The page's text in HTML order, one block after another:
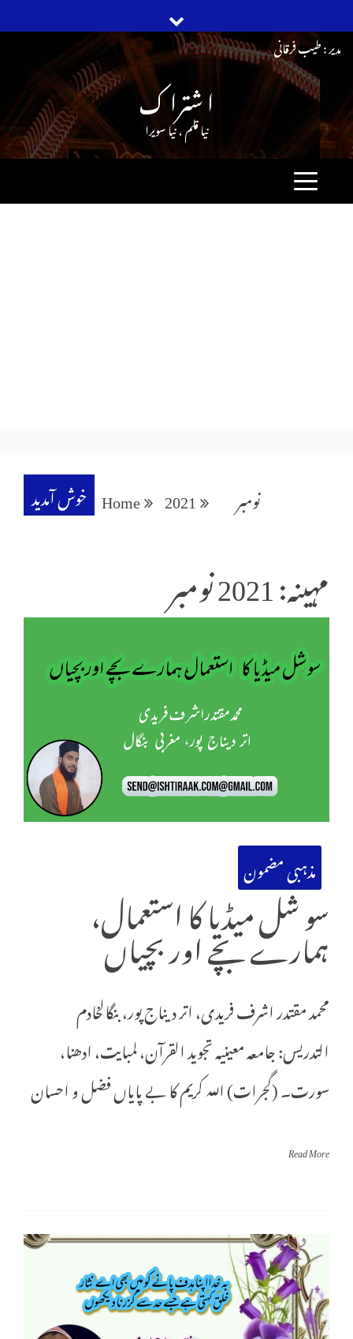
content
مدیر : طیب فرقانی
ا شترا ک
نیا قلم ، نیا سویرا
خوش آمدید Home 2021 نومبر
مہینہ: 2021 نومبر
مذہبی مضمون
سو شل میڈیا کا استعمال،
ہمارے بچے اور بچیاں
محمد مقتدر اشرف فریدی، اتر دیناج پور، بنگالخادم
التدریس: جامعہ معینیہ تجوید القرآن، لمبایت، ادھنا،
سورت۔ (گجرات) اللہ کریم کا بے پایاں فضل و احسان
Read More